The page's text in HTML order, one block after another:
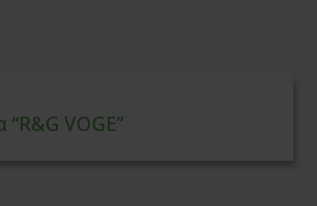
VOGE”